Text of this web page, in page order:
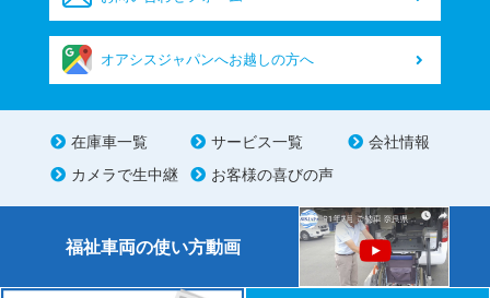
オアシスジャパンへお越しの方へ
在庫車一覧 サービス一覧
会社情報
カメラで生中継
お客様の喜びの声
福祉車両の使い方動画